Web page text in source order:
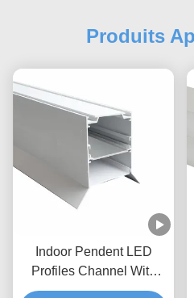
Produits
Indoor Pendent LED
Profiles Channel With
BWF Flexible Diffuser For